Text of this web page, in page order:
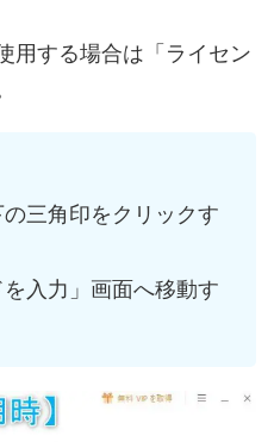
用する場合は「ライセン
三角印をクリックす
を入力」画面へ移動す